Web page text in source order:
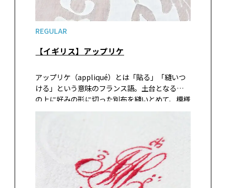
REGULAR
【イギリス】アップリケ
アップリケ（appliqué）とは「貼る」「縫いつ
ける」という意味のフランス語。土台となる布
の上に好みの形に切った別布を縫いとめて、模様
を構成する技法。インドやペルシャが起源とい